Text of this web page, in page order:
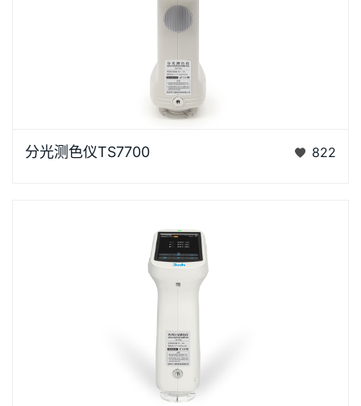
仪是3nh公司花费3年时间、精心设计的、完…
分光测色仪TS7700 822